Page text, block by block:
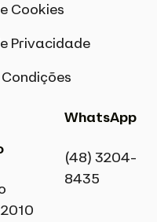
Cookies
Privacidade
WhatsApp
(48) 3204-
8435